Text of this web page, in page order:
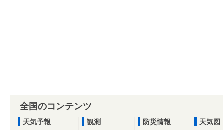
全国のコンテンツ
天気予報
観測
防災情報
天気図